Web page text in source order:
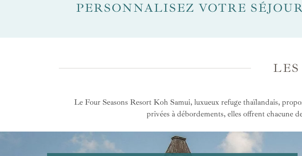
PERSONNALISEZ VOTRE
Le Four Seasons Resort Koh Samui, luxueux refuge thaïlandais,
privées à débordements, elles offrent chacune